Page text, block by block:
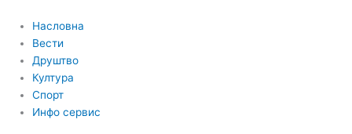
садржај
Насловна
Вести
Друштво
Култура
Спорт
Инфо сервис